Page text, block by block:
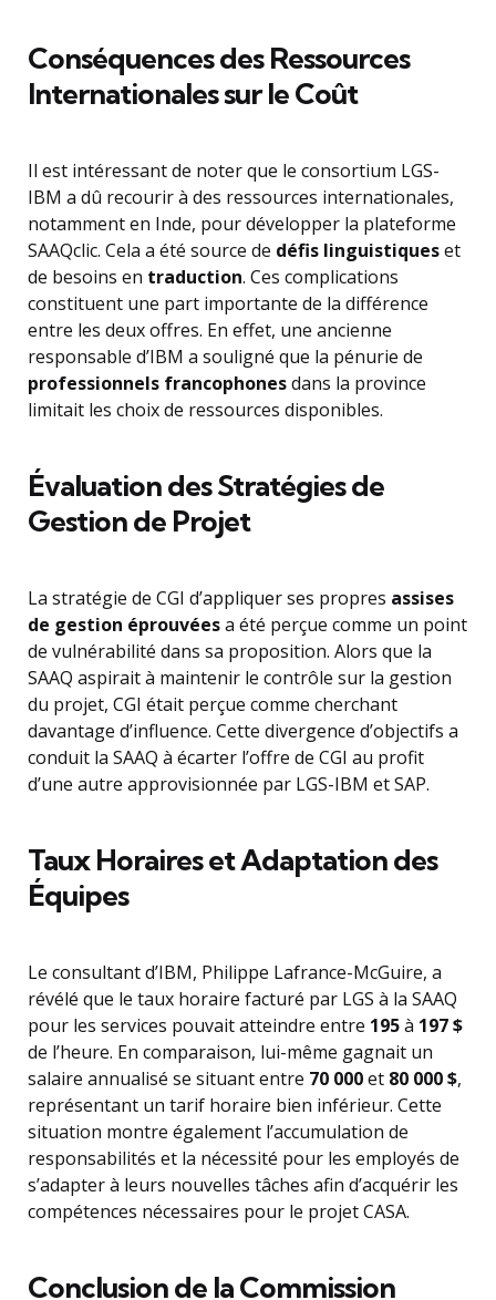
Conséquences des Ressources
Internationales sur le Coût
Il est intéressant de noter que le consortium LGS-
IBM a dû recourir à des ressources internationales,
notamment en Inde, pour développer la plateforme
SAAQclic. Cela a été source de défis linguistiqueset
de besoins en traduction. Ces complications
constituent une part importante de la différence
entre les deux offres. En effet, une ancienne
responsable d’IBM a souligné que la pénurie de
professionnels francophonesdans la province
limitait les choix de ressources disponibles.
Évaluation des Stratégies de
Gestion de Projet
La stratégie de CGI d’appliquer ses propres assises
de gestion éprouvéesa été perçue comme un point
de vulnérabilité dans sa proposition. Alors que la
SAAQ aspirait à maintenir le contrôle sur la gestion
du projet, CGI était perçue comme cherchant
davantage d’influence. Cette divergence d’objectifs a
conduit la SAAQ à écarter l’offre de CGI au profit
d’une autre approvisionnée par LGS-IBM et SAP.
Taux Horaires et Adaptation des
Équipes
Le consultant d’IBM, Philippe Lafrance-McGuire, a
révélé que le taux horaire facturé par LGS à la SAAQ
pour les services pouvait atteindre entre 195à 197 $
de l’heure. En comparaison, lui-même gagnait un
salaire annualisé se situant entre 70 000et 80 000 $,
représentant un tarif horaire bien inférieur. Cette
situation montre également l’accumulation de
responsabilités et la nécessité pour les employés de
s’adapter à leurs nouvelles tâches afin d’acquérir les
compétences nécessaires pour le projet CASA.
Conclusion de la Commission